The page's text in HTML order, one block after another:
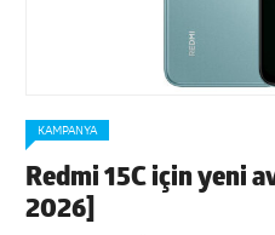
KAMPANYA
Redmi 15C için yeni
2026]